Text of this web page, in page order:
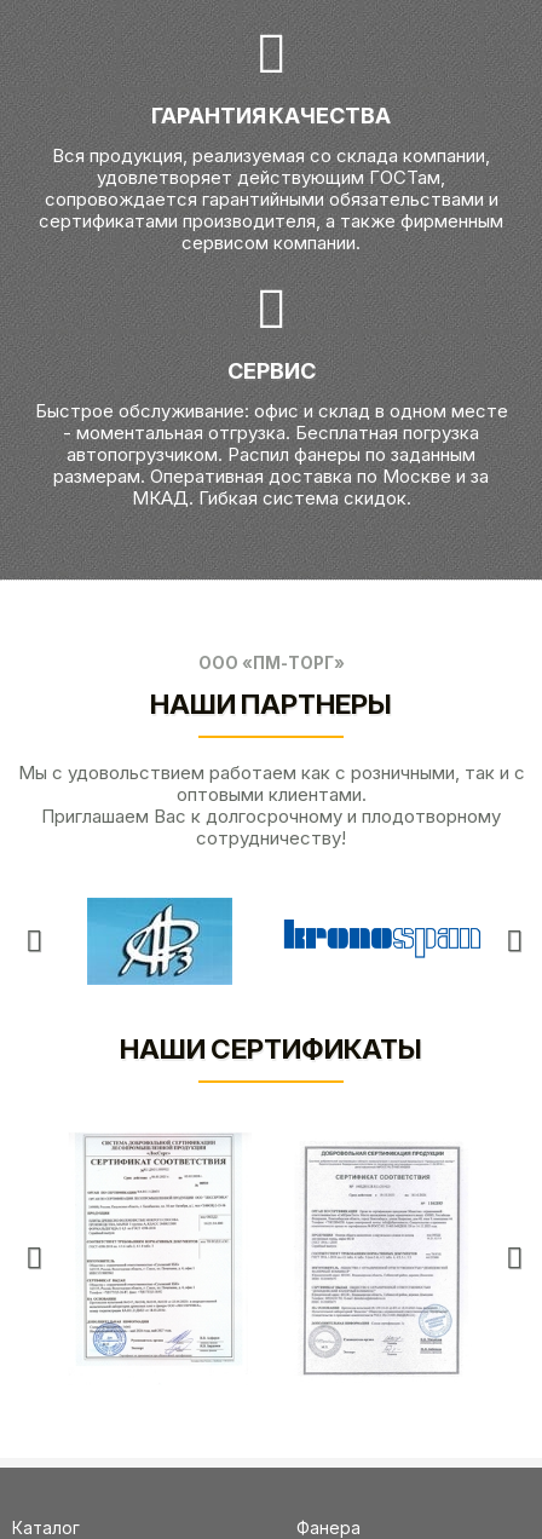
ГАРАНТИЯ КАЧЕСТВА
Вся продукция, реализуемая со склада компании,
удовлетворяет действующим ГОСТам,
сопровождается гарантийными обязательствами и
сертификатами производителя, а также фирменным
сервисом компании.
СЕРВИС
Быстрое обслуживание: офис и склад в одном месте
- моментальная отгрузка. Бесплатная погрузка
автопогрузчиком. Распил фанеры по заданным
размерам. Оперативная доставка по Москве и за
МКАД. Гибкая система скидок.
ООО «ПМ-ТОРГ»
НАШИ ПАРТНЕРЫ
Мы с удовольствием работаем как с розничными, так и с
оптовыми клиентами.
Приглашаем Вас к долгосрочному и плодотворному
сотрудничеству!
НАШИ СЕРТИФИКАТЫ
Каталог
Фанера